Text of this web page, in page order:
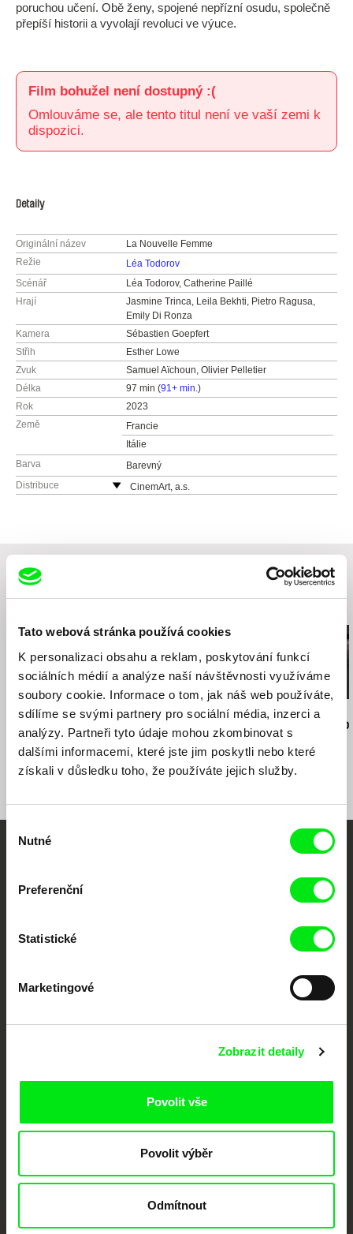
Tato webová stránka používá cookies
K personalizaci obsahu a reklam, poskytování funkcí
sociálních médií a analýze naší návštěvnosti využíváme
soubory cookie. Informace o tom, jak náš web používáte,
sdílíme se svými partnery pro sociální média, inzerci a
analýzy. Partneři tyto údaje mohou zkombinovat s
dalšími informacemi, které jste jim poskytli nebo které
získali v důsledku toho, že používáte jejich služby.
souhlasu
Nutné
Preferenční
Statistické
Marketingové
Zobrazit detaily
Povolit vše
Povolit výběr
Odmítnout
poruchou učení. Obě ženy, spojené nepřízní osudu, společně
přepíší historii a vyvolají revoluci ve výuce.
Film bohužel není dostupný :(
Omlouváme se, ale tento titul není ve vaší zemi k
dispozici.
Detaily
Originální název
La Nouvelle Femme
Režie
Léa Todorov
Scénář
Léa Todorov, Catherine Paillé
Hrají
Jasmine Trinca, Leila Bekhti, Pietro Ragusa,
Emily Di Ronza
Kamera
Sébastien Goepfert
Střih
Esther Lowe
Zvuk
Samuel Aïchoun, Olivier Pelletier
Délka
97 min (91+ min.)
Rok
2023
Země
Francie
Itálie
Barva
Barevný
Distribuce
CinemArt, a.s.
fax: +420 221 105 220
Jiří Menzel
Na samotě u lesa
Nikolas Sand
léto09
Martin Hollý
Případ pro
Portál DAFilms.cz je výsledkem tvůrčí spolupráce 7 klíčových evropských
posouvat hranice dokumentárního filmu, propagovat jeho rozmanitost a
Členové Doc Alliance
Millennium Docs